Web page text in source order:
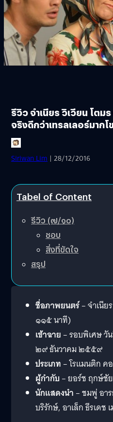
รีวิว จำเนียร วิเวียน โตม
จริงดีกว่าเทรลเลอร์มากโ
Siriwan Lim | 28/12/2016
Tabel of Content
รีวิว (๗/๑๐)
ชอบ
สิ่งที่ขัดใจ
สรุป
ชื่อภาพยนตร์– จำเนีย
๑๑๕ นาที)
เข้าฉาย – รอบพิเศษ วั
๒๙ ธันวาคม ๒๕๕๙
ประเภท – โรแมนติก ค
ผู้กำกับ – ยอร์ช ฤกษ์ชั
นักแสดงนำ – ชมพู่ อา
บริรักษ์, อาเล็ก ธีรเดช